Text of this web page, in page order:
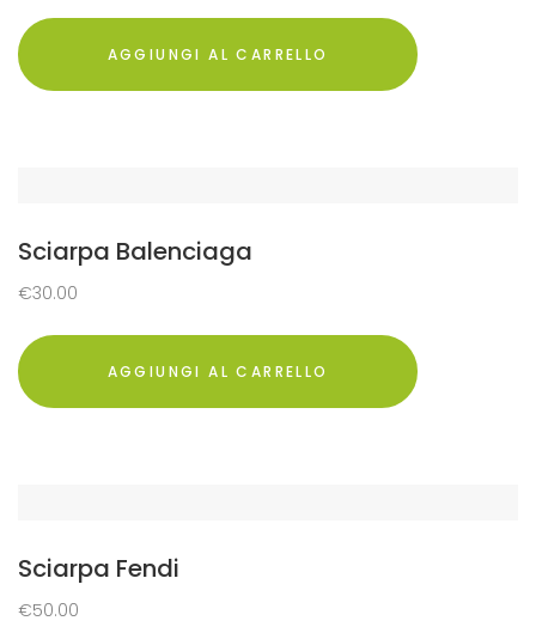
AGGIUNGI AL CARRELLO
Sciarpa Balenciaga
€30.00
AGGIUNGI AL CARRELLO
Sciarpa Fendi
€50.00